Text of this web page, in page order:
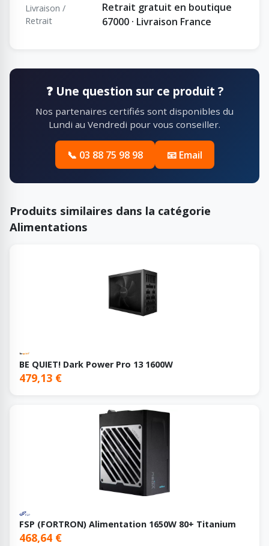
Livraison /
Retrait
Retrait gratuit en boutique
67000 · Livraison France
❓ Une question sur ce produit ?
Nos partenaires certifiés sont disponibles du
Lundi au Vendredi pour vous conseiller.
📞 03 88 75 98 98 📧 Email
Produits similaires dans la catégorie
Alimentations
BE QUIET! Dark Power Pro 13 1600W
479,13 €
FSP (FORTRON) Alimentation 1650W 80+ Titanium
468,64 €